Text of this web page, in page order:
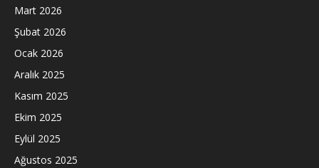
Mart 2026
Şubat 2026
Ocak 2026
Aralık 2025
Kasım 2025
Ekim 2025
Eylül 2025
Ağustos 2025